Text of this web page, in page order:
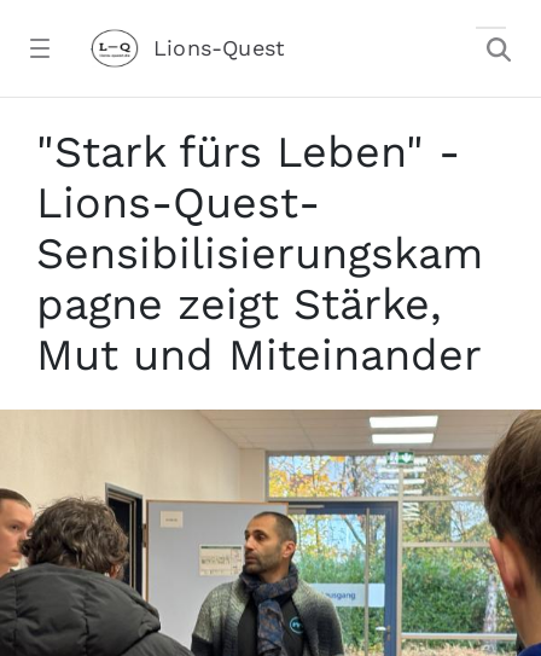
Lions-Quest
"Stark fürs Leben" -
Lions-Quest-
Sensibilisierungskam
pagne zeigt Stärke,
Mut und Miteinander